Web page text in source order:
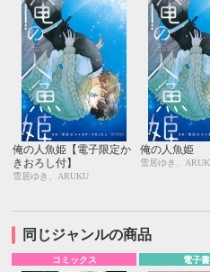
俺の人魚姫【電子限定か
きおろし付】
雪居ゆき、ARUKU
俺の人魚姫
雪居ゆき、
同じジャンルの商品
コミックス 電子